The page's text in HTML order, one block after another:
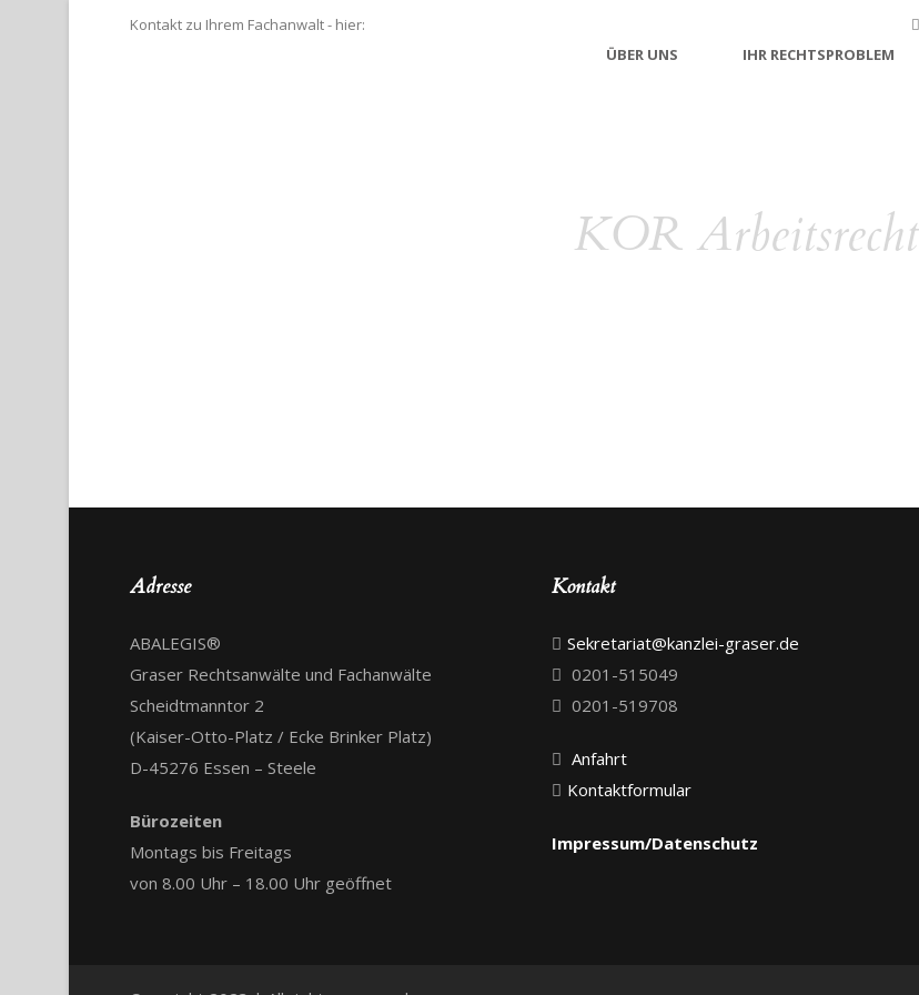
Kontakt zu Ihrem Fachanwalt - hier:
ÜBER UNS
IHR RECHTSPROBLEM
KOR Arbeitsrecht
Adresse
ABALEGIS®
Graser Rechtsanwälte und Fachanwälte
Scheidtmanntor 2
(Kaiser-Otto-Platz / Ecke Brinker Platz)
D-45276 Essen – Steele
Bürozeiten
Montags bis Freitags
von 8.00 Uhr – 18.00 Uhr geöffnet
Kontakt
Sekretariat@kanzlei-graser.de
0201-515049
0201-519708
Anfahrt
Kontaktformular
Impressum/Datenschutz